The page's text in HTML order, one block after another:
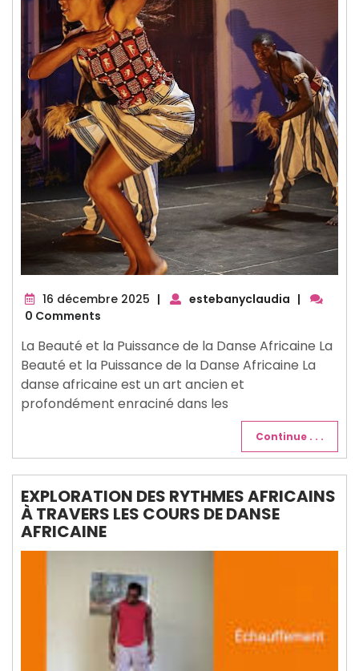
16 décembre 2025 16| estebanyclaudia |
0 Comments
La Beauté et la Puissance de la Danse Africaine La
Beauté et la Puissance de la Danse Africaine La
danse africaine est un art ancien et
profondément enraciné dans les
Continue . . .
EXPLORATION DES RYTHMES AFRICAINS
À TRAVERS LES COURS DE DANSE
AFRICAINE